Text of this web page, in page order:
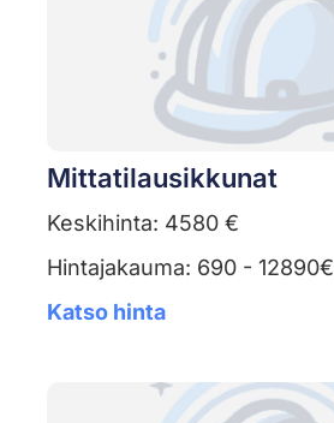
Mittatilausikkunat
Keskihinta: 4580 €
Hintajakauma: 690 - 12890€
Katso hinta